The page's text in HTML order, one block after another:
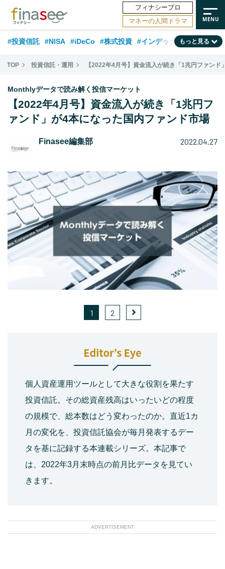
フィナシープロ
マネーの人間ドラマ
#投資信託 #NISA #iDeCo #株式投資 #インデックスファンド
#相談事例 #新NISA #相続・贈与 #FP #積立投資 #30代
#公的年金 #フィナンシャル・ウェルビーイング #トレンド
#50代 #データ・調査 #老後 #60代 #国内株式型
もっと見る
TOP 投資信託・運用 【2022年4月号】資金流入が続き「1兆円ファン
Monthlyデータで読み解く投信マーケット
【2022年4月号】資金流入が続き「1兆円フ
ァンド」が4本になった国内ファンド市場
Finasee編集部 2022.04.27
1 2
個人資産運用ツールとして大きな役割を果たす
投資信託。その総資産残高はいったいどの程度
の規模で、総本数はどう変わったのか。直近1カ
月の変化を、投資信託協会が毎月発表するデー
タを基に記録する本連載シリーズ。本記事で
は、2022年3月末時点の前月比データを見てい
きます。
ADVERTISEMENT